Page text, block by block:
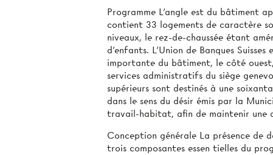
Programme L’angle est du bâtiment
contient 33 logements de caractère
niveaux, le rez-de-chaussée étant
d’enfants. L’Union de Banques
importante du bâtiment, le côté
services administratifs du siège
supérieurs sont destinés à une
dans le sens du désir émis par la
travail-habitat, afin de maintenir une
Conception générale La présence de
trois composantes essen­ tielles du